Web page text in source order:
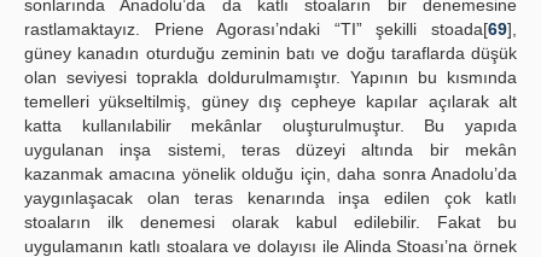
sonlarında Anadolu’da da katlı stoaların bir denemesine
rastlamaktayız. Priene Agorası’ndaki “TI” şekilli stoada[69],
güney kanadın oturduğu zeminin batı ve doğu taraflarda düşük
olan seviyesi toprakla doldurulmamıştır. Yapının bu kısmında
temelleri yükseltilmiş, güney dış cepheye kapılar açılarak alt
katta kullanılabilir mekânlar oluşturulmuştur. Bu yapıda
uygulanan inşa sistemi, teras düzeyi altında bir mekân
kazanmak amacına yönelik olduğu için, daha sonra Anadolu’da
yaygınlaşacak olan teras kenarında inşa edilen çok katlı
stoaların ilk denemesi olarak kabul edilebilir. Fakat bu
uygulamanın katlı stoalara ve dolayısı ile Alinda Stoası’na örnek